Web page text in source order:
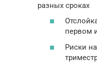
разных сроках
первом
Риски